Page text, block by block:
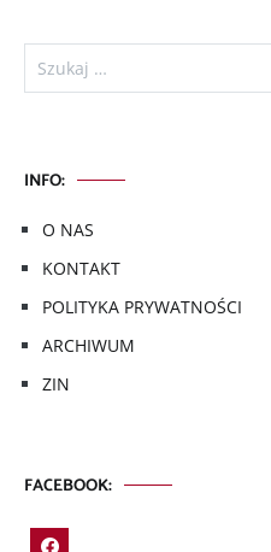
Szukaj:
INFO:
O NAS
KONTAKT
POLITYKA PRYWATNOŚCI
ARCHIWUM
ZIN
FACEBOOK: